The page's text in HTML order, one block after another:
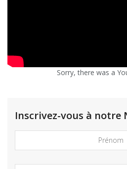
Sorry, there was a
Inscrivez-vous à notre